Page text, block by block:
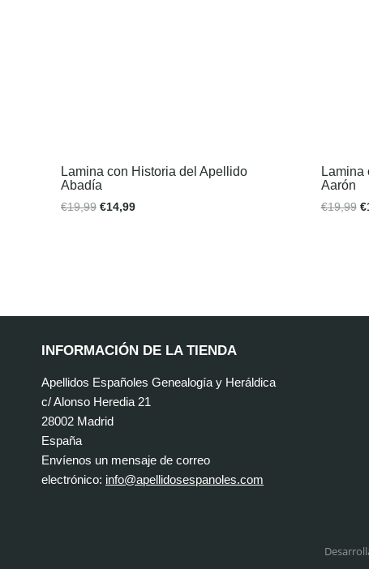
Lamina con Historia del Apellido
Abadía
€19,99 €14,99
Lamina
Aarón
€19,99 €
INFORMACIÓN DE LA TIENDA
Apellidos Españoles Genealogía y Heráldica
c/ Alonso Heredia 21
28002 Madrid
España
Envíenos un mensaje de correo
electrónico: info@apellidosespanoles.com